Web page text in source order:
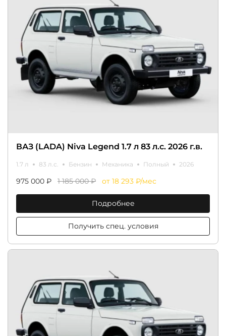
ВАЗ (LADA) Niva Legend 1.7 л 83 л.с. 2026 г.в.
1.7 л 83 л.с. Бензин Механика Полный 2026
975 000 ₽ 1 185 000 ₽ от 18 293 ₽/мес
Подробнее
Получить спец. условия